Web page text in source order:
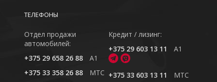
ТЕЛЕФОНЫ
Отдел продажи
автомобилей:
+375 29 658 26 88
A1
+375 33 358 26 88
MTC
Кредит / лизинг:
+375 29 603 13 11
A1
+375 33 603 13 11
MTC